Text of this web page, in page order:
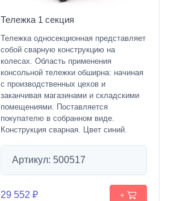
Тележка 1 секция
Тележка односекционная представляет
собой сварную конструкцию на
колесах. Область применения
консольной тележки обширна: начиная
с производственных цехов и
заканчивая магазинами и складскими
помещениями. Поставляется
покупателю в собранном виде.
Конструкция сварная. Цвет синий.
Артикул: 500517
29 552 ₽ +